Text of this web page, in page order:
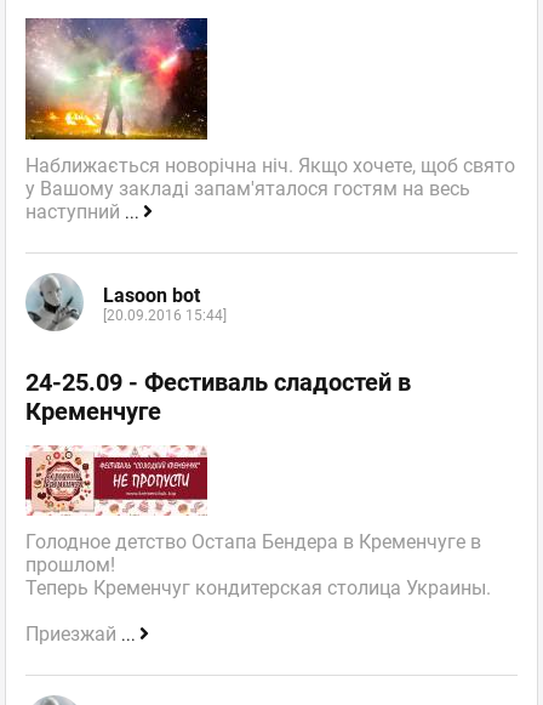
Наближається новорічна ніч. Якщо хочете, щоб свято
у Вашому закладі запам'яталося гостям на весь
наступний ...
Lasoon bot
[20.09.2016 15:44]
24-25.09 - Фестиваль сладостей в
Кременчуге
Голодное детство Остапа Бендера в Кременчуге в
прошлом!
Теперь Кременчуг кондитерская столица Украины.
Приезжай ...